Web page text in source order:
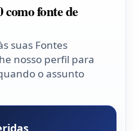
fonte de
suas Fontes
nosso perfil para
o assunto